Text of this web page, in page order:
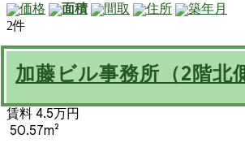
価格 面積 間取 住所 築年月
2件
加藤ビル事務所（2階北
賃料 4.5万円
50.57m²